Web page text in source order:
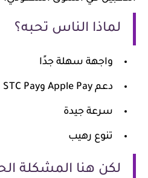
لماذا الناس تحبه؟
واجهة سهلة جدًا
دعم Apple Pay وSTC Pay
سرعة جيدة
تنوع رهيب
لكن هنا المشكلة